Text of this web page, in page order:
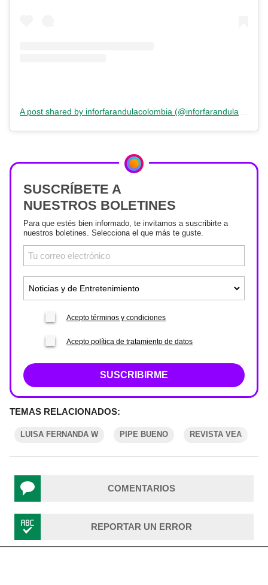
SUSCRÍBETE A
NUESTROS BOLETINES
Para que estés bien informado, te invitamos a suscribirte a
nuestros boletines. Selecciona el que más te guste.
Acepto términos y condiciones
Acepto política de tratamiento de datos
SUSCRIBIRME
TEMAS RELACIONADOS:
LUISA FERNANDA W PIPE BUENO REVISTA VEA
COMENTARIOS
REPORTAR UN ERROR